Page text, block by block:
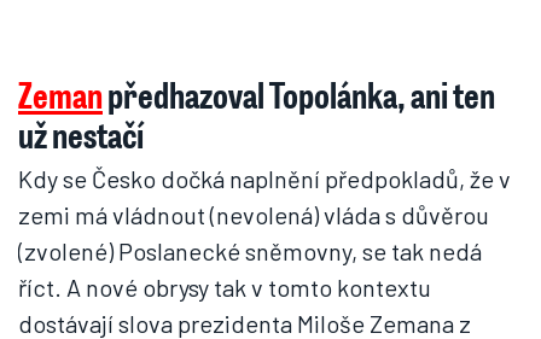
Zemanpředhazoval Topolánka, ani ten
už nestačí
Kdy se Česko dočká naplnění předpokladů, že v
zemi má vládnout (nevolená) vláda s důvěrou
(zvolené) Poslanecké sněmovny, se tak nedá
říct. A nové obrysy tak v tomto kontextu
dostávají slova prezidenta Miloše Zemana z